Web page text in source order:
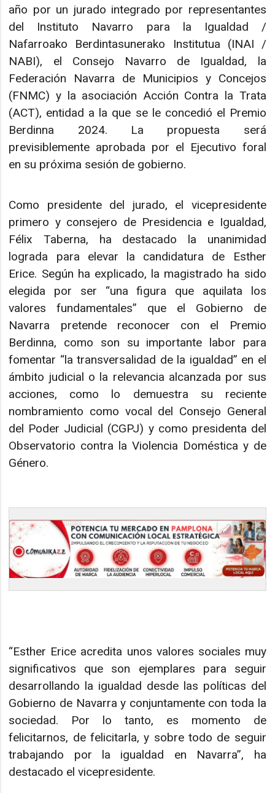
año por un jurado integrado por representantes
del Instituto Navarro para la Igualdad /
Nafarroako Berdintasunerako Institutua (INAI /
NABI), el Consejo Navarro de Igualdad, la
Federación Navarra de Municipios y Concejos
(FNMC) y la asociación Acción Contra la Trata
(ACT), entidad a la que se le concedió el Premio
Berdinna 2024. La propuesta será
previsiblemente aprobada por el Ejecutivo foral
en su próxima sesión de gobierno.
Como presidente del jurado, el vicepresidente
primero y consejero de Presidencia e Igualdad,
Félix Taberna, ha destacado la unanimidad
lograda para elevar la candidatura de Esther
Erice. Según ha explicado, la magistrado ha sido
elegida por ser “una figura que aquilata los
valores fundamentales” que el Gobierno de
Navarra pretende reconocer con el Premio
Berdinna, como son su importante labor para
fomentar “la transversalidad de la igualdad” en el
ámbito judicial o la relevancia alcanzada por sus
acciones, como lo demuestra su reciente
nombramiento como vocal del Consejo General
del Poder Judicial (CGPJ) y como presidenta del
Observatorio contra la Violencia Doméstica y de
Género.
“Esther Erice acredita unos valores sociales muy
significativos que son ejemplares para seguir
desarrollando la igualdad desde las políticas del
Gobierno de Navarra y conjuntamente con toda la
sociedad. Por lo tanto, es momento de
felicitarnos, de felicitarla, y sobre todo de seguir
trabajando por la igualdad en Navarra”, ha
destacado el vicepresidente.